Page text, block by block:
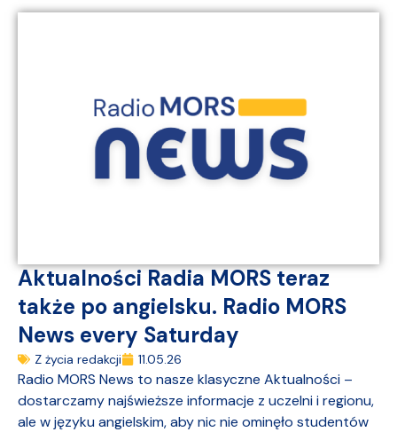
Aktualności Radia MORS teraz
także po angielsku. Radio MORS
News every Saturday
Z życia redakcji 11.05.26
Radio MORS News to nasze klasyczne Aktualności –
dostarczamy najświeższe informacje z uczelni i regionu,
ale w języku angielskim, aby nic nie ominęło studentów